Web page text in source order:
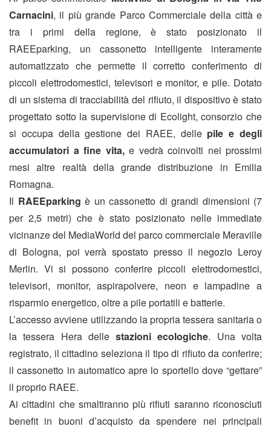
Carnacini, il più grande Parco Commerciale della città e
tra i primi della regione, è stato posizionato il
RAEEparking, un cassonetto intelligente interamente
automatizzato che permette il corretto conferimento di
piccoli elettrodomestici, televisori e monitor, e pile. Dotato
di un sistema di tracciabilità del rifiuto, il dispositivo è stato
progettato sotto la supervisione di Ecolight, consorzio che
si occupa della gestione dei RAEE, dellepile e degli
accumulatori a fine vita,e vedrà coinvolti nei prossimi
mesi altre realtà della grande distribuzione in Emilia
Romagna.
Il RAEEparking è un cassonetto di grandi dimensioni (7
per 2,5 metri) che è stato posizionato nelle immediate
vicinanze del MediaWorld del parco commerciale Meraville
di Bologna, poi verrà spostato presso il negozio Leroy
Merlin. Vi si possono conferire piccoli elettrodomestici,
televisori, monitor, aspirapolvere, neon e lampadine a
risparmio energetico, oltre a pile portatili e batterie.
L’accesso avviene utilizzando la propria tessera sanitaria o
la tessera Hera dellestazioni ecologiche. Una volta
registrato, il cittadino seleziona il tipo di rifiuto da conferire;
il cassonetto in automatico apre lo sportello dove “gettare”
il proprio RAEE.
Ai cittadini che smaltiranno più rifiuti saranno riconosciuti
benefit in buoni d’acquisto da spendere nei principali